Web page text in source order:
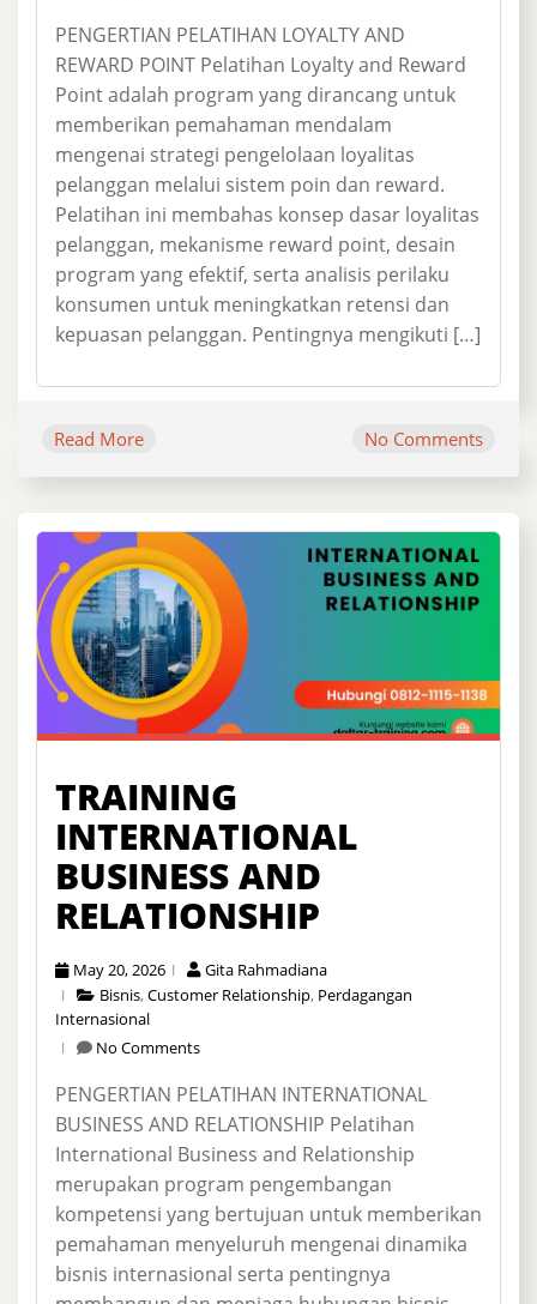
PENGERTIAN PELATIHAN LOYALTY AND
REWARD POINT Pelatihan Loyalty and Reward
Point adalah program yang dirancang untuk
memberikan pemahaman mendalam
mengenai strategi pengelolaan loyalitas
pelanggan melalui sistem poin dan reward.
Pelatihan ini membahas konsep dasar loyalitas
pelanggan, mekanisme reward point, desain
program yang efektif, serta analisis perilaku
konsumen untuk meningkatkan retensi dan
kepuasan pelanggan. Pentingnya mengikuti […]
Read More No Comments
TRAINING
INTERNATIONAL
BUSINESS AND
RELATIONSHIP
May 20, 2026
Gita Rahmadiana
Bisnis,Customer Relationship, Perdagangan
Internasional
No Comments
PENGERTIAN PELATIHAN INTERNATIONAL
BUSINESS AND RELATIONSHIP Pelatihan
International Business and Relationship
merupakan program pengembangan
kompetensi yang bertujuan untuk memberikan
pemahaman menyeluruh mengenai dinamika
bisnis internasional serta pentingnya